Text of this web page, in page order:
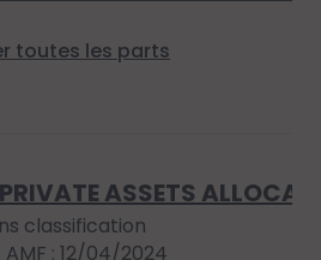
toutes les parts
ASSETS
classification
: 12/04/2024